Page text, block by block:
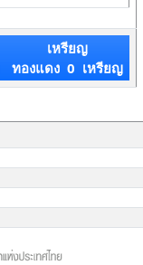
เหรียญ
ทองแดง 0 เหรียญ